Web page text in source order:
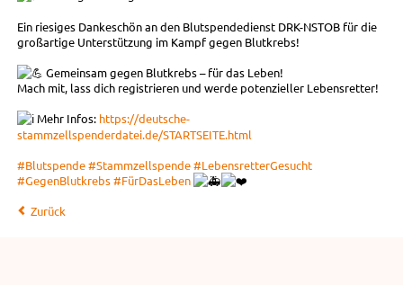
Ein riesiges Dankeschön an den Blutspendedienst DRK-NSTOB für die
großartige Unterstützung im Kampf gegen Blutkrebs!
Gemeinsam gegen Blutkrebs – für das Leben!
Mach mit, lass dich registrieren und werde potenzieller Lebensretter!
Mehr Infos: https://deutsche-
stammzellspenderdatei.de/STARTSEITE.html
#Blutspende#Stammzellspende#LebensretterGesucht
#GegenBlutkrebs#FürDasLeben
Zurück